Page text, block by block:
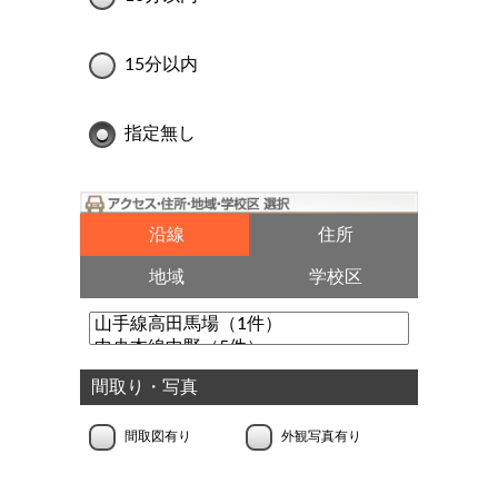
15分以内
指定無し
沿線 住所
地域 学校区
間取り・写真
間取図有り 外観写真有り